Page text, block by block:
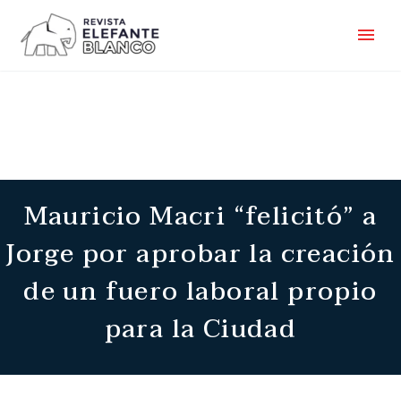
Mauricio Macri “felicitó” a
Jorge por aprobar la creación
de un fuero laboral propio
para la Ciudad